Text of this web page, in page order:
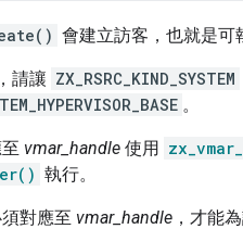
會建立訪客，也就是可
請讓 ZX_RSRC_KIND_SYSTEM
。
vmar_handle 使用
執行。
對應至 vmar_handle ，才能